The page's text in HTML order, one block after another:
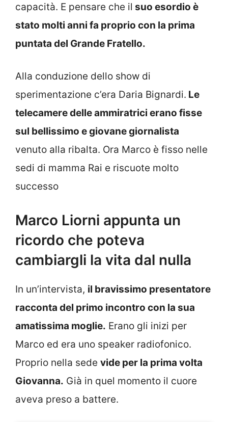
capacità. E pensare che il suo esordio è
stato molti anni fa proprio con la prima
puntata del Grande Fratello.
Alla conduzione dello show di
sperimentazione c’era Daria Bignardi. Le
telecamere delle ammiratrici erano fisse
sul bellissimo e giovane giornalista
venuto alla ribalta. Ora Marco è fisso nelle
sedi di mamma Rai e riscuote molto
successo
Marco Liorni appunta un
ricordo che poteva
cambiargli la vita dal nulla
In un’intervista, il bravissimo presentatore
racconta del primo incontro con la sua
amatissima moglie. Erano gli inizi per
Marco ed era uno speaker radiofonico.
Proprio nella sede vide per la prima volta
Giovanna. Già in quel momento il cuore
aveva preso a battere.